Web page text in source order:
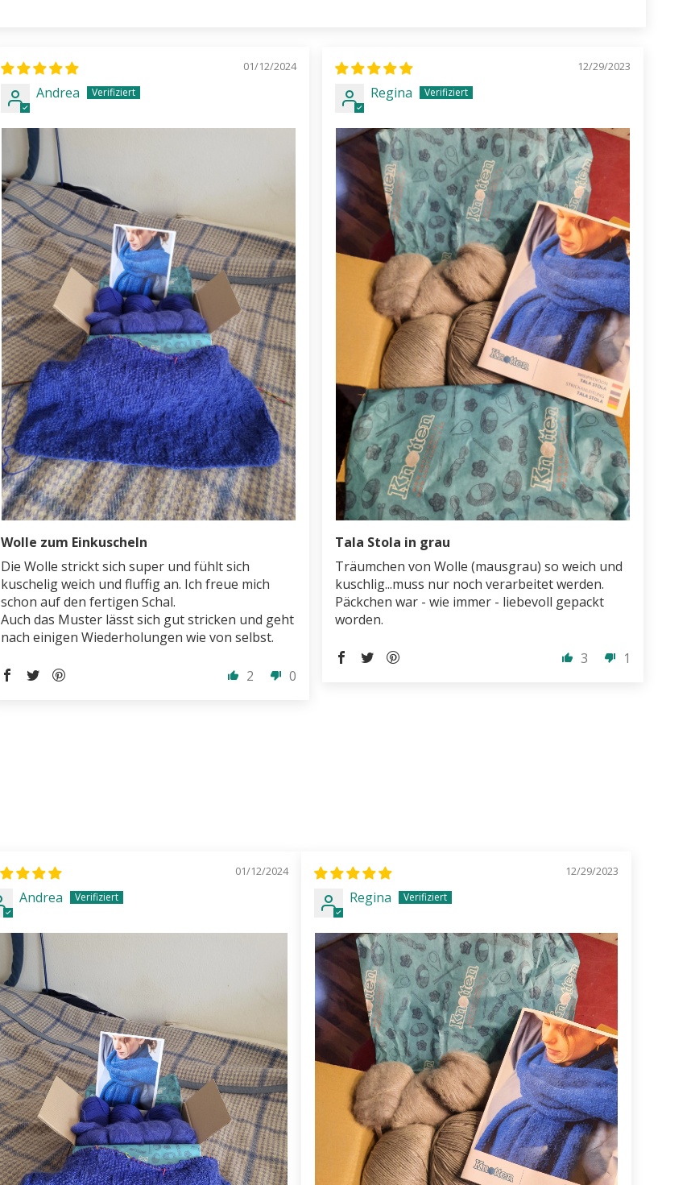
01/12/2024
Andrea
Wolle zum Einkuscheln
Die Wolle strickt sich super und fühlt sich
kuschelig weich und fluffig an. Ich freue mich
schon auf den fertigen Schal.
Auch das Muster lässt sich gut stricken und geht
nach einigen Wiederholungen wie von selbst.
2 0
12/29/2023
Regina
Tala Stola in grau
Träumchen von Wolle (mausgrau) so weich und
kuschlig...muss nur noch verarbeitet werden.
Päckchen war - wie immer - liebevoll gepackt
worden.
3 1
01/12/2024
Andrea
12/29/2023
Regina